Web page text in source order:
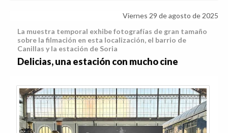
Viernes 29 de agosto de 2025
La muestra temporal exhibe fotografías de gran tamaño
sobre la filmación en esta localización, el barrio de
Canillas y la estación de Soria
Delicias, una estación con mucho cine